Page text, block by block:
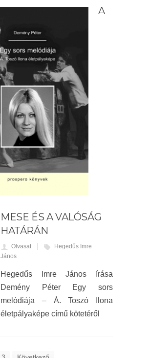
A
MESE ÉS A VALÓSÁG
HATÁRÁN
Olvasat
Hegedűs Imre
János
Hegedűs Imre János írása
Demény Péter Egy sors
melódiája – Á. Toszó Ilona
életpályaképe című kötetéről